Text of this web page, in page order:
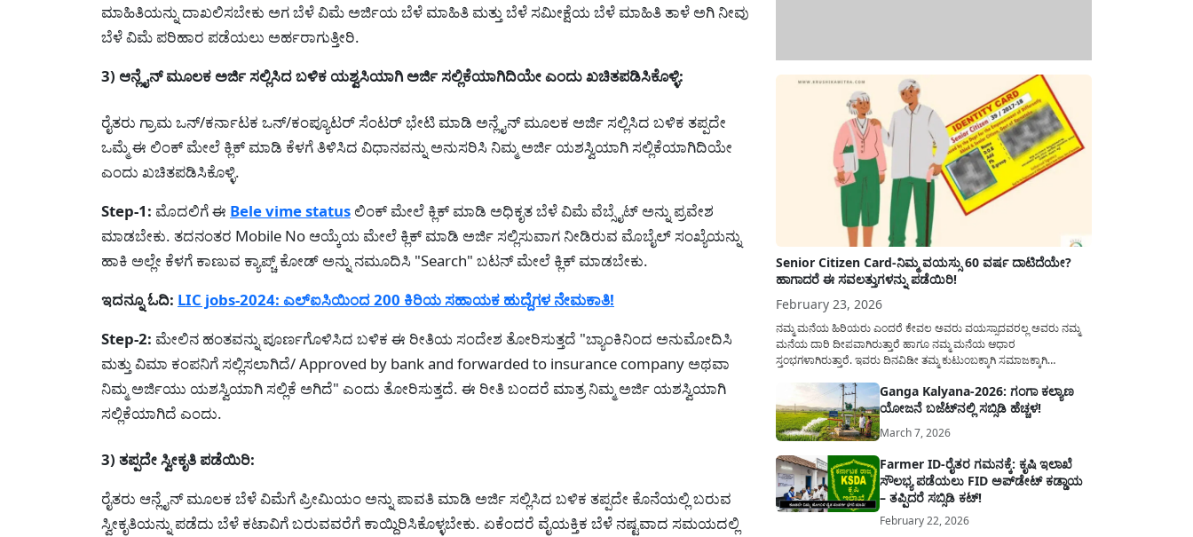
ಮಾಹಿತಿಯನ್ನು ದಾಖಲಿಸಬೇಕು ಅಗ ಬೆಳೆ ವಿಮೆ ಅರ್ಜಿಯ ಬೆಳೆ ಮಾಹಿತಿ ಮತ್ತು ಬೆಳೆ ಸಮೀಕ್ಷೆಯ ಬೆಳೆ ಮಾಹಿತಿ ತಾಳೆ ಅಗಿ ನೀವು
ಬೆಳೆ ವಿಮೆ ಪರಿಹಾರ ಪಡೆಯಲು ಅರ್ಹರಾಗುತ್ತೀರಿ.
3) ಆನ್ಲೈನ್ ಮೂಲಕ ಅರ್ಜಿ ಸಲ್ಲಿಸಿದ ಬಳಿಕ ಯಶ್ವಸಿಯಾಗಿ ಅರ್ಜಿ ಸಲ್ಲಿಕೆಯಾಗಿದಿಯೇ ಎಂದು ಖಚಿತಪಡಿಸಿಕೊಳ್ಳಿ:
ರೈತರು ಗ್ರಾಮ ಒನ್/ಕರ್ನಾಟಕ ಒನ್/ಕಂಪ್ಯೂಟರ್ ಸೆಂಟರ್ ಭೇಟಿ ಮಾಡಿ ಅನ್ಲೈನ್ ಮೂಲಕ ಅರ್ಜಿ ಸಲ್ಲಿಸಿದ ಬಳಿಕ ತಪ್ಪದೇ
ಒಮ್ಮೆ ಈ ಲಿಂಕ್ ಮೇಲೆ ಕ್ಲಿಕ್ ಮಾಡಿ ಕೆಳಗೆ ತಿಳಿಸಿದ ವಿಧಾನವನ್ನು ಅನುಸರಿಸಿ ನಿಮ್ಮ ಅರ್ಜಿ ಯಶಸ್ವಿಯಾಗಿ ಸಲ್ಲಿಕೆಯಾಗಿದಿಯೇ
ಎಂದು ಖಚಿತಪಡಿಸಿಕೊಳ್ಳಿ.
Step-1: ಮೊದಲಿಗೆ ಈ Bele vime status ಲಿಂಕ್ ಮೇಲೆ ಕ್ಲಿಕ್ ಮಾಡಿ ಅಧಿಕೃತ ಬೆಳೆ ವಿಮೆ ವೆಬ್ಸೈಟ್ ಅನ್ನು ಪ್ರವೇಶ
ಮಾಡಬೇಕು. ತದನಂತರ Mobile No ಆಯ್ಕೆಯ ಮೇಲೆ ಕ್ಲಿಕ್ ಮಾಡಿ ಅರ್ಜಿ ಸಲ್ಲಿಸುವಾಗ ನೀಡಿರುವ ಮೊಬೈಲ್ ಸಂಖ್ಯೆಯನ್ನು
ಹಾಕಿ ಅಲ್ಲೇ ಕೆಳಗೆ ಕಾಣುವ ಕ್ಯಾಪ್ಚ್ ಕೋಡ್ ಅನ್ನು ನಮೂದಿಸಿ "Search" ಬಟನ್ ಮೇಲೆ ಕ್ಲಿಕ್ ಮಾಡಬೇಕು.
ಇದನ್ನೂ ಓದಿ: LIC jobs-2024: ಎಲ್ಐಸಿಯಿಂದ 200 ಕಿರಿಯ ಸಹಾಯಕ ಹುದ್ದೆಗಳ ನೇಮಕಾತಿ!
Step-2: ಮೇಲಿನ ಹಂತವನ್ನು ಪೂರ್ಣಗೊಳಿಸಿದ ಬಳಿಕ ಈ ರೀತಿಯ ಸಂದೇಶ ತೋರಿಸುತ್ತದೆ "ಬ್ಯಾಂಕಿನಿಂದ ಅನುಮೋದಿಸಿ
ಮತ್ತು ವಿಮಾ ಕಂಪನಿಗೆ ಸಲ್ಲಿಸಲಾಗಿದೆ/ Approved by bank and forwarded to insurance company ಅಥವಾ
ನಿಮ್ಮ ಅರ್ಜಿಯು ಯಶಸ್ವಿಯಾಗಿ ಸಲ್ಲಿಕೆ ಅಗಿದೆ" ಎಂದು ತೋರಿಸುತ್ತದೆ. ಈ ರೀತಿ ಬಂದರೆ ಮಾತ್ರ ನಿಮ್ಮ ಅರ್ಜಿ ಯಶಸ್ವಿಯಾಗಿ
ಸಲ್ಲಿಕೆಯಾಗಿದೆ ಎಂದು.
3) ತಪ್ಪದೇ ಸ್ವೀಕೃತಿ ಪಡೆಯಿರಿ:
ರೈತರು ಆನ್ಲೈನ್ ಮೂಲಕ ಬೆಳೆ ವಿಮೆಗೆ ಪ್ರೀಮಿಯಂ ಅನ್ನು ಪಾವತಿ ಮಾಡಿ ಅರ್ಜಿ ಸಲ್ಲಿಸಿದ ಬಳಿಕ ತಪ್ಪದೇ ಕೊನೆಯಲ್ಲಿ ಬರುವ
ಸ್ವೀಕೃತಿಯನ್ನು ಪಡೆದು ಬೆಳೆ ಕಟಾವಿಗೆ ಬರುವವರೆಗೆ ಕಾಯ್ದಿರಿಸಿಕೊಳ್ಳಬೇಕು. ಏಕೆಂದರೆ ವೈಯಕ್ತಿಕ ಬೆಳೆ ನಷ್ಟವಾದ ಸಮಯದಲ್ಲಿ
Senior Citizen Card-ನಿಮ್ಮ ವಯಸ್ಸು 60 ವರ್ಷ ದಾಟಿದೆಯೇ?
ಹಾಗಾದರೆ ಈ ಸವಲತ್ತುಗಳನ್ನು ಪಡೆಯಿರಿ!
February 23, 2026
ನಮ್ಮ ಮನೆಯ ಹಿರಿಯರು ಎಂದರೆ ಕೇವಲ ಅವರು ವಯಸ್ಸಾದವರಲ್ಲ ಅವರು ನಮ್ಮ
ಮನೆಯ ದಾರಿ ದೀಪವಾಗಿರುತ್ತಾರೆ ಹಾಗೂ ನಮ್ಮ ಮನೆಯ ಆಧಾರ
ಸ್ತಂಭಗಳಾಗಿರುತ್ತಾರೆ. ಇವರು ದಿನವಿಡೀ ತಮ್ಮ ಕುಟುಂಬಕ್ಕಾಗಿ ಸಮಾಜಕ್ಕಾಗಿ
ನೆಮ್ಮದಿಯಿಂದ ಕಳೆಯಬೇಕೆಂಬುದು ಪ್ರತಿಯೊಬ್ಬರ ಕನಸಾಗಿರುತ್ತದೆ ಆದ್ದರಿಂದ
ಸರ್ಕಾರವು ಹಿರಿಯ ನಾಗರಿಕರ ಗುರುತಿನ ಚೀಟಿ...
Ganga Kalyana-2026: ಗಂಗಾ ಕಲ್ಯಾಣ
ಯೋಜನೆ ಬಜೆಟ್‌ನಲ್ಲಿ ಸಬ್ಸಿಡಿ ಹೆಚ್ಚಳ!
March 7, 2026
Farmer ID-ರೈತರ ಗಮನಕ್ಕೆ: ಕೃಷಿ ಇಲಾಖೆ
ಸೌಲಭ್ಯ ಪಡೆಯಲು FID ಅಪ್‌ಡೇಟ್ ಕಡ್ಡಾಯ
– ತಪ್ಪಿದರೆ ಸಬ್ಸಿಡಿ ಕಟ್!
February 22, 2026